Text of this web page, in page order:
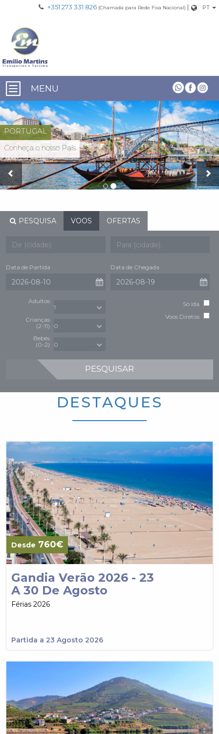
+351 273 331 826 (Chamada para Rede Fixa Nacional) | PT
MENU
PORTUGAL
Conheça o nosso País
PESQUISA VOOS OFERTAS
Data de Partida Data de Chegada
Adultos
Crianças
(2-11)
Bebés
(0-2)
Só Ida
Voos Diretos
PESQUISAR
DESTAQUES
Desde 760€
Gandia Verão 2026 - 23
A 30 De Agosto
Férias 2026
Partida a 23 Agosto 2026